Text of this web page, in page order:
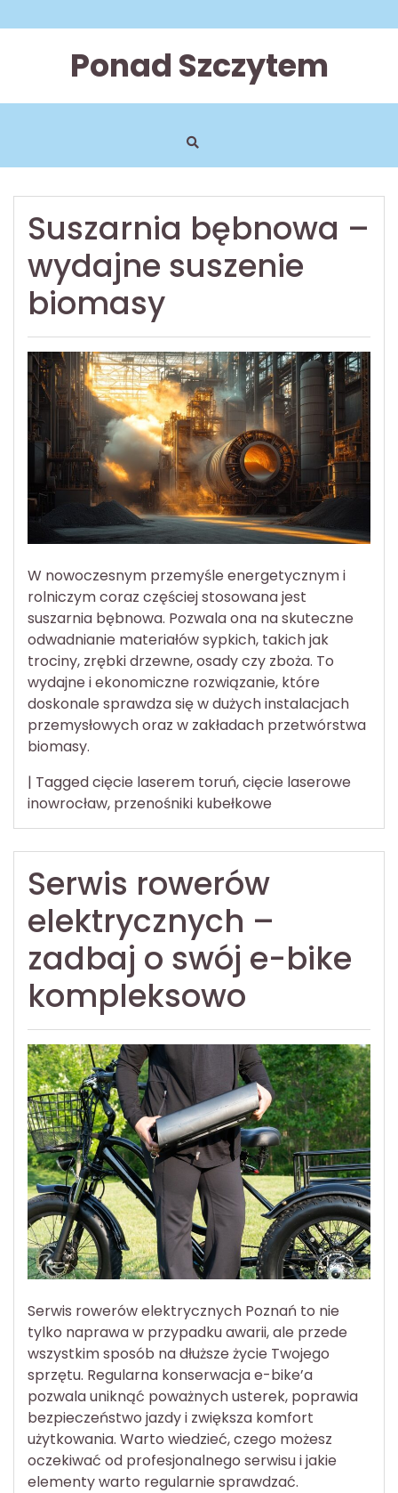
to
Ponad Szczytem
Suszarnia bębnowa –
wydajne suszenie
biomasy
W nowoczesnym przemyśle energetycznym i
rolniczym coraz częściej stosowana jest
suszarnia bębnowa. Pozwala ona na skuteczne
odwadnianie materiałów sypkich, takich jak
trociny, zrębki drzewne, osady czy zboża. To
wydajne i ekonomiczne rozwiązanie, które
doskonale sprawdza się w dużych instalacjach
przemysłowych oraz w zakładach przetwórstwa
biomasy.
| Taggedcięcie laserem toruń,cięcie laserowe
inowrocław, przenośniki kubełkowe
Serwis rowerów
elektrycznych –
zadbaj o swój e-bike
kompleksowo
Serwis rowerów elektrycznych Poznań to nie
tylko naprawa w przypadku awarii, ale przede
wszystkim sposób na dłuższe życie Twojego
sprzętu. Regularna konserwacja e-bike’a
pozwala uniknąć poważnych usterek, poprawia
bezpieczeństwo jazdy i zwiększa komfort
użytkowania. Warto wiedzieć, czego możesz
oczekiwać od profesjonalnego serwisu i jakie
elementy warto regularnie sprawdzać.